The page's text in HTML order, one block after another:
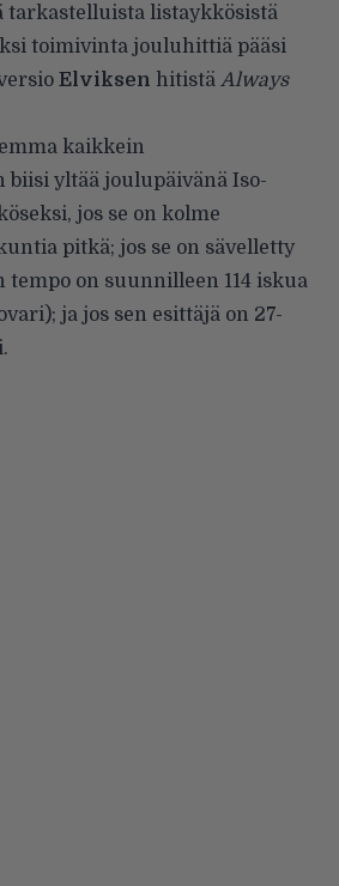
tarkastelluista listaykkösistä
toimivinta jouluhittiä pääsi
Elviksen hitistä Always
kaikkein
yltää joulupäivänä Iso-
jos se on kolme
pitkä; jos se on sävelletty
tempo on suunnilleen 114 iskua
ja jos sen esittäjä on 27-